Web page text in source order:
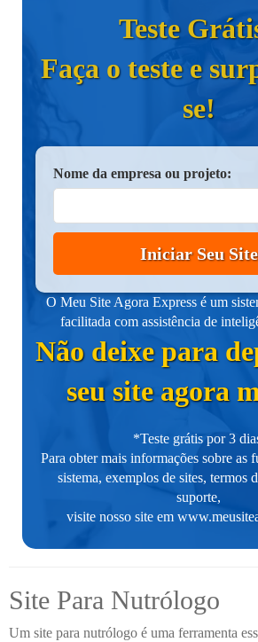
Teste
Faça o teste e
se!
Nome da empresa ou projeto:
Iniciar Seu Site
O Meu Site Agora Express é um
facilitada com assistência de
Não deixe para
seu site agora
*Teste grátis por 3
Para obter mais informações sobre as
sistema, exemplos de sites, termos
suporte,
visite nosso site em
Site Para Nutrólogo
Um site para nutrólogo é uma ferramenta